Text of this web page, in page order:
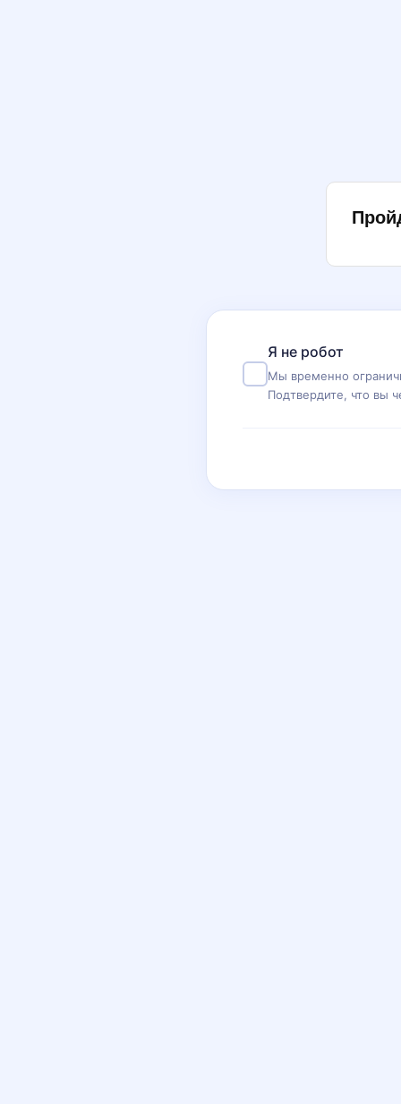
Я не робот
Мы временно
Подтвердите, что вы